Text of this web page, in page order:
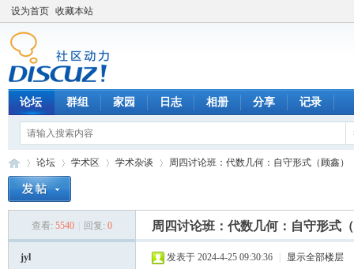
设为首页 收藏本站
论坛 群组 家园 日志 相册 分享 记录
论坛
›
学术区
›
学术杂谈
›
周四讨论班：代数几何：自守形式（顾鑫）
查看: 5540 回复: 0 周四讨论班：代数几何：自守形式
jyl 发表于 2024-4-25 09:30:36 显示全部楼层